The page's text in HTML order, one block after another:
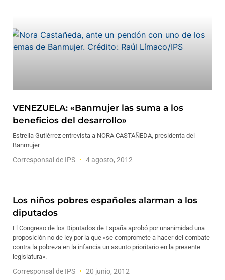
VENEZUELA: «Banmujer las suma a los
beneficios del desarrollo»
Estrella Gutiérrez entrevista a NORA CASTAÑEDA, presidenta del
Banmujer
Corresponsal de IPS 4 agosto, 2012
Los niños pobres españoles alarman a los
diputados
El Congreso de los Diputados de España aprobó por unanimidad una
proposición no de ley por la que «se compromete a hacer del combate
contra la pobreza en la infancia un asunto prioritario en la presente
legislatura».
Corresponsal de IPS 20 junio, 2012